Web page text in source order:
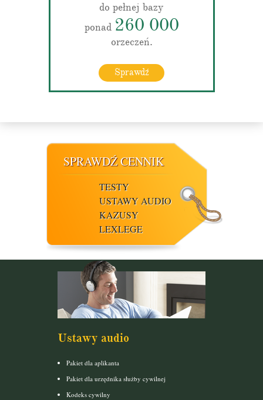
do pełnej bazy
ponad 260 000
orzeczeń.
Sprawdź
SPRAWDŹ CENNIK
TESTY
USTAWY AUDIO
KAZUSY
LEXLEGE
Ustawy audio
Pakiet dla aplikanta
Pakiet dla urzędnika służby cywilnej
Kodeks cywilny